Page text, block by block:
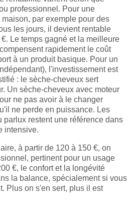
professionnel. Pour une
par exemple pour des
les jours, il devient rentable
Le temps gagné et la meilleure
rapidement le coût
à un produit basique. Pour un
l'investissement est
: le sèche-cheveux sert
Un sèche-cheveux avec moteur
ne pas avoir à le changer
ne perde en puissance. Les
parlux restent une référence dans
intensive.
à partir de 120 à 150 €, on
pertinent pour un usage
€, le confort et la longévité
la balance, spécialement si vous
Plus on s'en sert, plus il est